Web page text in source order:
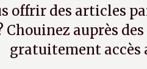
offrir des articles
Chouinez auprès
gratuitement accès